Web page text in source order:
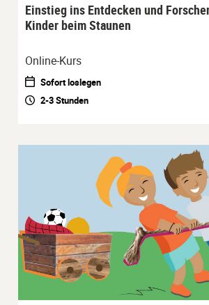
Einstieg ins Entdecken und
Kinder beim Staunen
Online-Kurs
Sofort loslegen
2-3 Stunden